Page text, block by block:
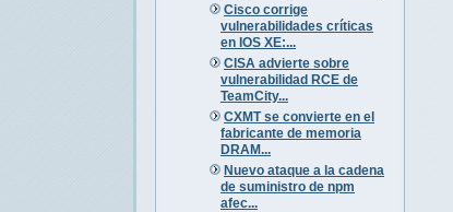
Cisco corrige
vulnerabilidades críticas
en IOS XE:...
CISA advierte sobre
vulnerabilidad RCE de
TeamCity...
CXMT se convierte en el
fabricante de memoria
DRAM...
Nuevo ataque a la cadena
de suministro de npm
afec...